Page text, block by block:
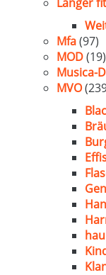
Mfa(97)
MOD(19)
Musica-
MVO